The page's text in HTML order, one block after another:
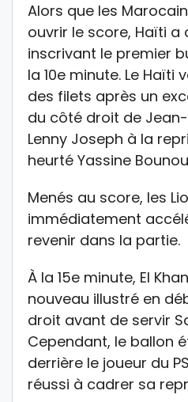
Alors que les
ouvrir le score, Haïti a
inscrivant le premier
la 10e minute. Le Haïti
des filets après un
du côté droit de Jean-
Lenny Joseph à la
heurté Yassine
Menés au score, les
immédiatement
revenir dans la partie.
À la 15e minute, El
nouveau illustré en
droit avant de servir
Cependant, le ballon
derrière le joueur du
réussi à cadrer sa